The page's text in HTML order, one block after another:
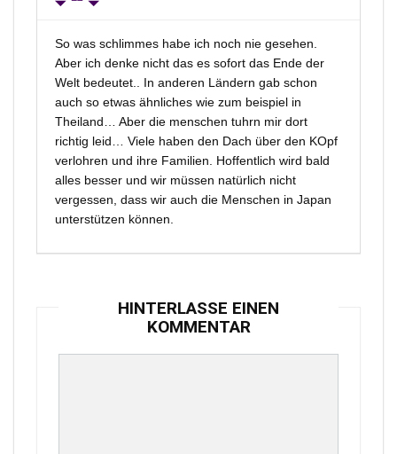
So was schlimmes habe ich noch nie gesehen.
Aber ich denke nicht das es sofort das Ende der
Welt bedeutet.. In anderen Ländern gab schon
auch so etwas ähnliches wie zum beispiel in
Theiland… Aber die menschen tuhrn mir dort
richtig leid… Viele haben den Dach über den KOpf
verlohren und ihre Familien. Hoffentlich wird bald
alles besser und wir müssen natürlich nicht
vergessen, dass wir auch die Menschen in Japan
unterstützen können.
HINTERLASSE EINEN
KOMMENTAR